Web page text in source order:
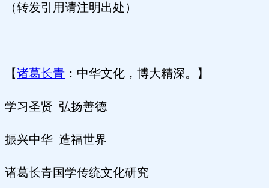
（转发引用请注明出处）
【诸葛长青 ：中华文化，博大精深。】
学习圣贤 弘扬善德
振兴中华 造福世界
诸葛长青国学传统文化研究